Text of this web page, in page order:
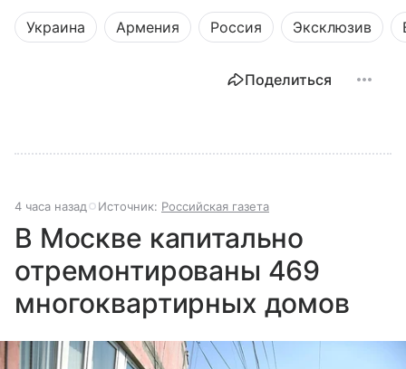
масштабах всей страны.
Украина Армения Россия Эксклюзив
Поделиться
4 часа назад Источник: Российская газета
В Москве капитально
отремонтированы 469
многоквартирных домов